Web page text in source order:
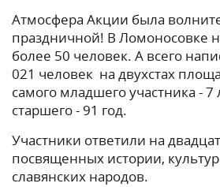
Атмосфера Акции была
праздничной! В Ломоносовке
более 50 человек. А всего
021 человек на двухстах
самого младшего участника - 7
старшего - 91 год.
Участники ответили на
посвященных истории,
славянских народов.